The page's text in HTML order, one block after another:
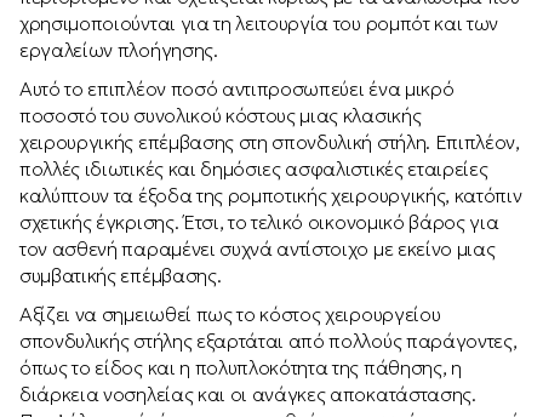
χρησιμοποιούνται για τη λειτουργία του ρομπότ και των
εργαλείων πλοήγησης.
Αυτό το επιπλέον ποσό αντιπροσωπεύει ένα μικρό
ποσοστό του συνολικού κόστους μιας κλασικής
χειρουργικής επέμβασης στη σπονδυλική στήλη. Επιπλέον,
πολλές ιδιωτικές και δημόσιες ασφαλιστικές εταιρείες
καλύπτουν τα έξοδα της ρομποτικής χειρουργικής, κατόπιν
σχετικής έγκρισης. Έτσι, το τελικό οικονομικό βάρος για
τον ασθενή παραμένει συχνά αντίστοιχο με εκείνο μιας
συμβατικής επέμβασης.
Αξίζει να σημειωθεί πως το κόστος χειρουργείου
σπονδυλικής στήλης εξαρτάται από πολλούς παράγοντες,
όπως το είδος και η πολυπλοκότητα της πάθησης, η
διάρκεια νοσηλείας και οι ανάγκες αποκατάστασης.